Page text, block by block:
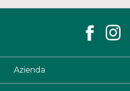
Azienda